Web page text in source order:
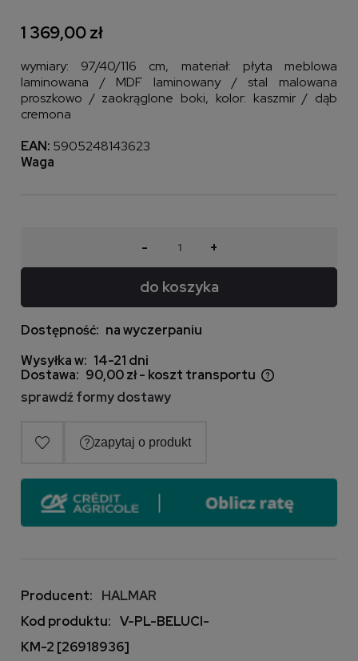
1 369,00 zł
wymiary: 97/40/116 cm, materiał: płyta meblowa
laminowana / MDF laminowany / stal malowana
proszkowo / zaokrąglone boki, kolor: kaszmir / dąb
cremona
EAN: 5905248143623
Waga
- +
do koszyka
Dostępność: na wyczerpaniu
Wysyłka w: 14-21 dni
Dostawa: 90,00 zł- koszt transportu
Cena nie zawiera ewentualnych kosztów płatności
sprawdź formy dostawy
Producent:
HALMAR
Kod produktu: V-PL-BELUCI-
KM-2 [26918936]